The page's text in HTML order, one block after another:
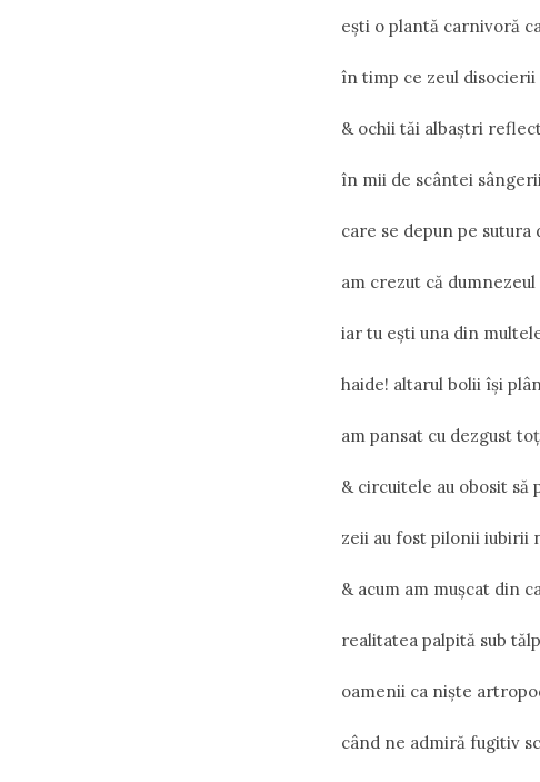
ești o plantă carnivoră
în timp ce zeul
& ochii tăi albaștri
în mii de scântei
care se depun pe sutura
am crezut că
iar tu ești una din
haide! altarul bolii își
am pansat cu dezgust
& circuitele au obosit să
zeii au fost pilonii iubirii
& acum am mușcat din
realitatea palpită sub
oamenii ca niște
când ne admiră fugitiv